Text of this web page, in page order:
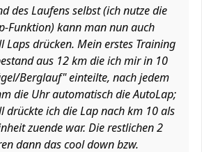
des Laufens selbst (ich nutze die
Funktion) kann man nun auch
Laps drücken. Mein erstes Training
aus 12 km die ich mir in 10
Berglauf" einteilte, nach jedem
die Uhr automatisch die AutoLap;
drückte ich die Lap nach km 10 als
zuende war. Die restlichen 2
dann das cool down bzw.